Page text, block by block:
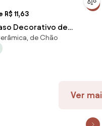
11,63
Decorativo de
With Dots
de Chão
Ver